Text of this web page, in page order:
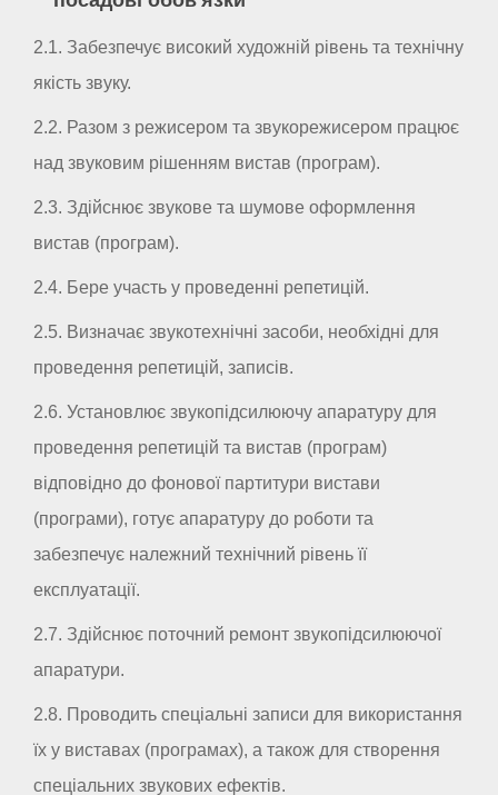
2.1. Забезпечує високий художній рівень та технічну
якість звуку.
2.2. Разом з режисером та звукорежисером працює
над звуковим рішенням вистав (програм).
2.3. Здійснює звукове та шумове оформлення
вистав (програм).
2.4. Бере участь у проведенні репетицій.
2.5. Визначає звукотехнічні засоби, необхідні для
проведення репетицій, записів.
2.6. Установлює звукопідсилюючу апаратуру для
проведення репетицій та вистав (програм)
відповідно до фонової партитури вистави
(програми), готує апаратуру до роботи та
забезпечує належний технічний рівень її
експлуатації.
2.7. Здійснює поточний ремонт звукопідсилюючої
апаратури.
2.8. Проводить спеціальні записи для використання
їх у виставах (програмах), а також для створення
спеціальних звукових ефектів.